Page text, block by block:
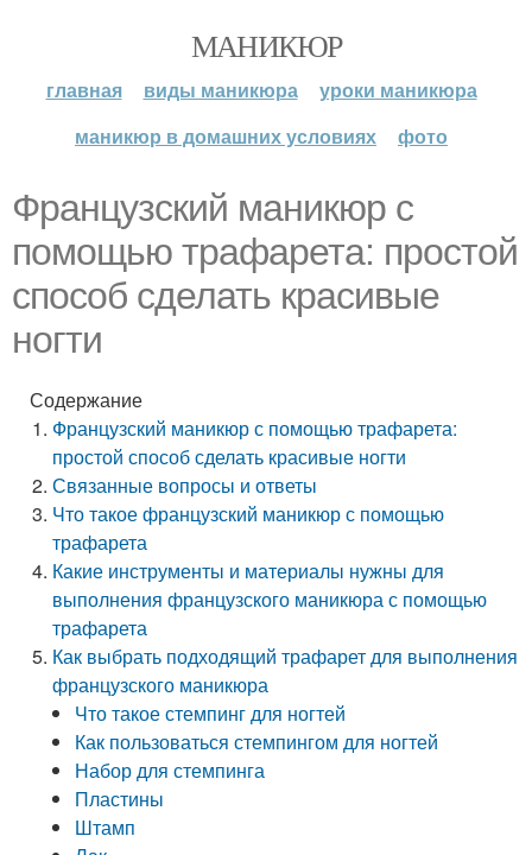
МАНИКЮР
главная виды маникюра
уроки маникюра
маникюр в домашних условиях
фото
Французский маникюр с
помощью трафарета: простой
способ сделать красивые
ногти
Содержание
Французский маникюр с помощью трафарета:
простой способ сделать красивые ногти
Связанные вопросы и ответы
Что такое французский маникюр с помощью
трафарета
Какие инструменты и материалы нужны для
выполнения французского маникюра с помощью
трафарета
Как выбрать подходящий трафарет для выполнения
французского маникюра
Что такое стемпинг для ногтей
Как пользоваться стемпингом для ногтей
Набор для стемпинга
Пластины
Штамп